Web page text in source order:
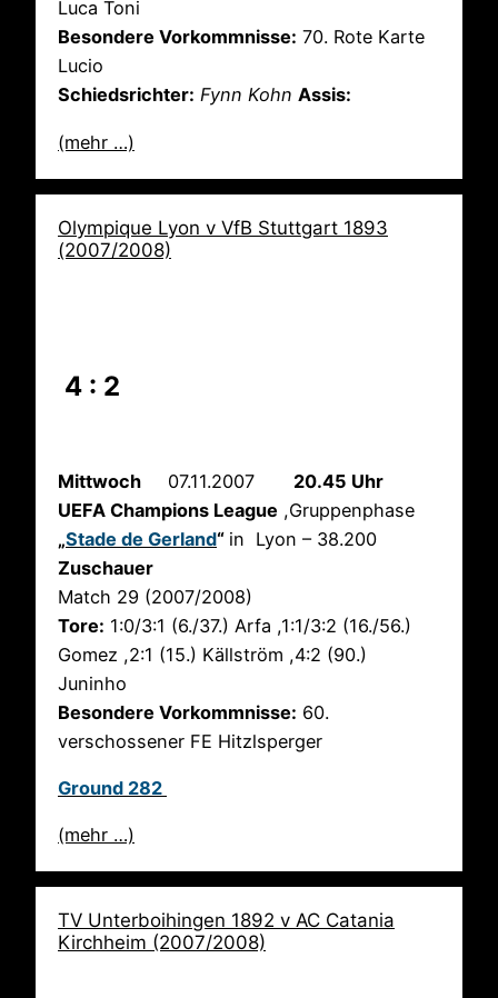
Luca Toni
Besondere Vorkommnisse: 70. Rote Karte
Lucio
Schiedsrichter: Fynn Kohn Assis:
(mehr …)
Olympique Lyon v VfB Stuttgart 1893
(2007/2008)
4 : 2
Mittwoch 07.11.2007 20.45 Uhr
UEFA Champions League ,Gruppenphase
„Stade de Gerland“ in Lyon – 38.200
Zuschauer
Match 29 (2007/2008)
Tore: 1:0/3:1 (6./37.) Arfa ,1:1/3:2 (16./56.)
Gomez ,2:1 (15.) Källström ,4:2 (90.)
Juninho
Besondere Vorkommnisse: 60.
verschossener FE Hitzlsperger
Ground 282
(mehr …)
TV Unterboihingen 1892 v AC Catania
Kirchheim (2007/2008)